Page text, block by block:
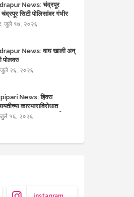
News: चंद्रपूर
सिटी पोलिसांवर गंभीर
आत्महत्या?
जुलै १७, २०२६
News: वाघ खाली अन्
पोलवर!
जुलै २६, २०२६
News: हिवरा
कारभाराविरोधात
आक्रमक; भ्रष्टाचार आणि
जुलै १६, २०२६